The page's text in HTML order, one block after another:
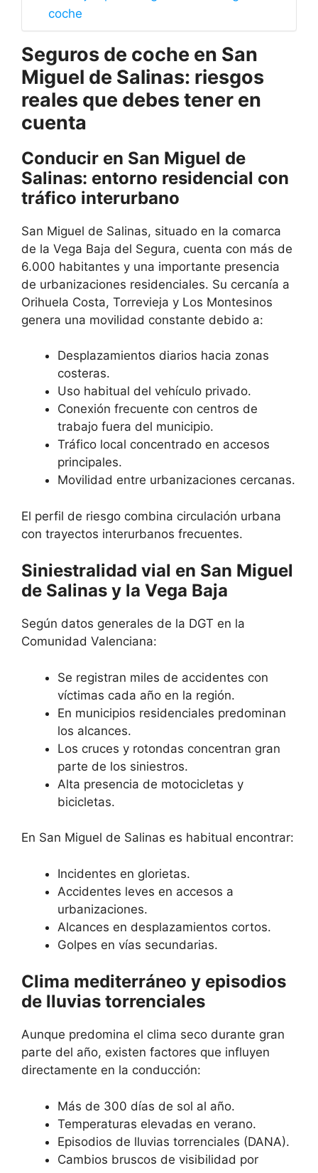
coche
Seguros de coche en San
Miguel de Salinas: riesgos
reales que debes tener en
cuenta
Conducir en San Miguel de
Salinas: entorno residencial con
tráfico interurbano
San Miguel de Salinas, situado en la comarca
de la Vega Baja del Segura, cuenta con más de
6.000 habitantes y una importante presencia
de urbanizaciones residenciales. Su cercanía a
Orihuela Costa, Torrevieja y Los Montesinos
genera una movilidad constante debido a:
Desplazamientos diarios hacia zonas
costeras.
Uso habitual del vehículo privado.
Conexión frecuente con centros de
trabajo fuera del municipio.
Tráfico local concentrado en accesos
principales.
Movilidad entre urbanizaciones cercanas.
El perfil de riesgo combina circulación urbana
con trayectos interurbanos frecuentes.
Siniestralidad vial en San Miguel
de Salinas y la Vega Baja
Según datos generales de la DGT en la
Comunidad Valenciana:
Se registran miles de accidentes con
víctimas cada año en la región.
En municipios residenciales predominan
los alcances.
Los cruces y rotondas concentran gran
parte de los siniestros.
Alta presencia de motocicletas y
bicicletas.
En San Miguel de Salinas es habitual encontrar:
Incidentes en glorietas.
Accidentes leves en accesos a
urbanizaciones.
Alcances en desplazamientos cortos.
Golpes en vías secundarias.
Clima mediterráneo y episodios
de lluvias torrenciales
Aunque predomina el clima seco durante gran
parte del año, existen factores que influyen
directamente en la conducción:
Más de 300 días de sol al año.
Temperaturas elevadas en verano.
Episodios de lluvias torrenciales (DANA).
Cambios bruscos de visibilidad por